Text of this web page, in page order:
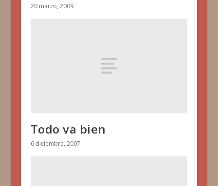
20 marzo, 2009
Todo va bien
6 diciembre, 2007